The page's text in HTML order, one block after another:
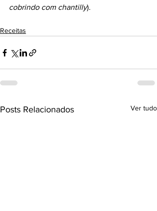
cobrindo com chantilly).
Receitas
Posts Relacionados Ver tudo